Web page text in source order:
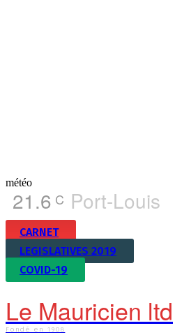
météo
21.6 C Port-Louis
CARNET
LEGISLATIVES 2019
COVID-19
Le Mauricien ltd
Fondé en 1908